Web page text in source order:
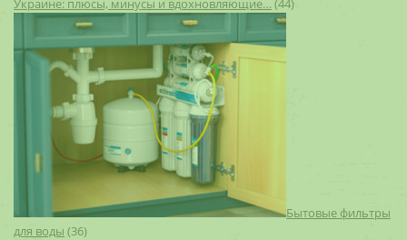
Украине: плюсы, минусы и вдохновляющие… (44)
Бытовые фильтры
для воды (36)